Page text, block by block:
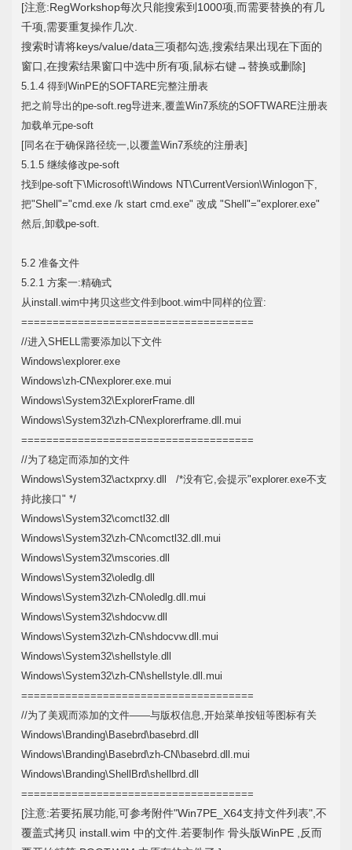
[注意:RegWorkshop每次只能搜索到1000项,而需要替换的有几
千项,需要重复操作几次.
搜索时请将keys/value/data三项都勾选,搜索结果出现在下面的
窗口,在搜索结果窗口中选中所有项,鼠标右键→替换或删除]
5.1.4 得到WinPE的SOFTARE完整注册表
把之前导出的pe-soft.reg导进来,覆盖Win7系统的SOFTWARE注册表
加载单元pe-soft
[同名在于确保路径统一,以覆盖Win7系统的注册表]
5.1.5 继续修改pe-soft
找到pe-soft下\Microsoft\Windows NT\CurrentVersion\Winlogon下,
把"Shell"="cmd.exe /k start cmd.exe" 改成 "Shell"="explorer.exe"
然后,卸载pe-soft.
5.2 准备文件
5.2.1 方案一:精确式
从install.wim中拷贝这些文件到boot.wim中同样的位置:
=====================================
//进入SHELL需要添加以下文件
Windows\explorer.exe
Windows\zh-CN\explorer.exe.mui
Windows\System32\ExplorerFrame.dll
Windows\System32\zh-CN\explorerframe.dll.mui
=====================================
//为了稳定而添加的文件
Windows\System32\actxprxy.dll
/*没有它,会提示"explorer.exe不支
持此接口" */
Windows\System32\comctl32.dll
Windows\System32\zh-CN\comctl32.dll.mui
Windows\System32\mscories.dll
Windows\System32\oledlg.dll
Windows\System32\zh-CN\oledlg.dll.mui
Windows\System32\shdocvw.dll
Windows\System32\zh-CN\shdocvw.dll.mui
Windows\System32\shellstyle.dll
Windows\System32\zh-CN\shellstyle.dll.mui
=====================================
//为了美观而添加的文件——与版权信息,开始菜单按钮等图标有关
Windows\Branding\Basebrd\basebrd.dll
Windows\Branding\Basebrd\zh-CN\basebrd.dll.mui
Windows\Branding\ShellBrd\shellbrd.dll
=====================================
[注意:若要拓展功能,可参考附件"Win7PE_X64支持文件列表",不
覆盖式拷贝 install.wim 中的文件.若要制作 骨头版WinPE ,反而